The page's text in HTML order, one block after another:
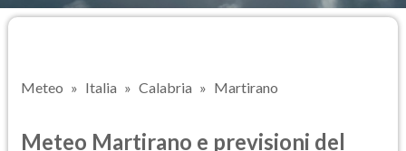
Meteo Italia Calabria Martirano
Meteo Martirano e previsioni del